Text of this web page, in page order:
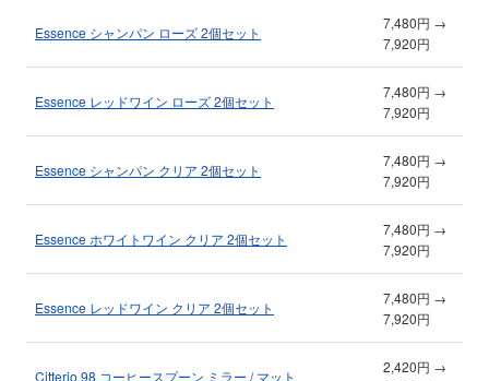
Essence シャンパン ローズ 2個セット
7,480円 →
7,920円
Essence レッドワイン ローズ 2個セット
7,480円 →
7,920円
Essence シャンパン クリア 2個セット
7,480円 →
7,920円
Essence ホワイトワイン クリア 2個セット
7,480円 →
7,920円
Essence レッドワイン クリア 2個セット
7,480円 →
7,920円
Citterio 98 コーヒースプーン ミラー / マット
2,420円 →